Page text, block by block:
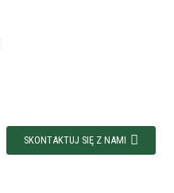
SKONTAKTUJ SIĘ Z NAMI